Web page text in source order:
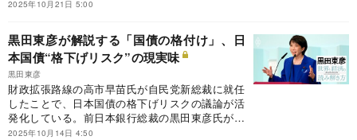
彦の世界と経済の読み解き方』の今回のテーマ
は、「『歴史の終わり』の終わり」。黒田氏が論
じる民主主義の揺らぎと分断が進む世界の行く先
とは？
2025年10月21日 5:00
黒田東彦が解説する「国債の格付け」、日
本国債“格下げリスク”の現実味
黒田東彦
財政拡張路線の高市早苗氏が自民党新総裁に就任
したことで、日本国債の格下げリスクの議論が活
発化している。前日本銀行総裁の黒田東彦氏が執
筆する連載『黒田東彦の世界と経済の読み解き
2025年10月14日 4:50